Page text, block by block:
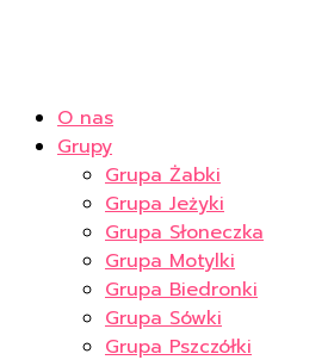
O nas
Grupy
Grupa Żabki
Grupa Jeżyki
Grupa Słoneczka
Grupa Motylki
Grupa Biedronki
Grupa Sówki
Grupa Pszczółki